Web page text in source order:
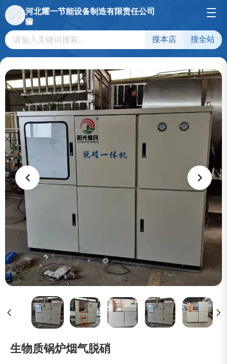
河北耀一节能设备制造有限责任公司
搜本店 搜全站
生物质锅炉烟气脱硝